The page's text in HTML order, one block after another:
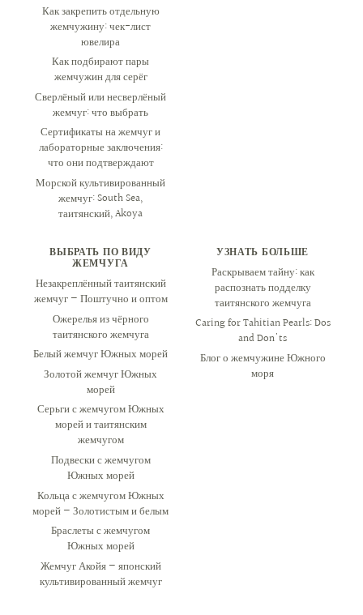
Как закрепить отдельную
жемчужину: чек-лист
ювелира
Как подбирают пары
жемчужин для серёг
Сверлёный или несверлёный
жемчуг: что выбрать
Сертификаты на жемчуг и
лабораторные заключения:
что они подтверждают
Морской культивированный
жемчуг: South Sea,
таитянский, Akoya
ВЫБРАТЬ ПО ВИДУ
ЖЕМЧУГА
Незакреплённый таитянский
жемчуг — Поштучно и оптом
Ожерелья из чёрного
таитянского жемчуга
Белый жемчуг Южных морей
Золотой жемчуг Южных
морей
Серьги с жемчугом Южных
морей и таитянским
жемчугом
Подвески с жемчугом
Южных морей
Кольца с жемчугом Южных
морей — Золотистым и белым
Браслеты с жемчугом
Южных морей
Жемчуг Акойя — японский
культивированный жемчуг
УЗНАТЬ БОЛЬШЕ
Раскрываем тайну: как
распознать подделку
таитянского жемчуга
Caring for Tahitian Pearls: Dos
and Don'ts
Блог о жемчужине Южного
моря